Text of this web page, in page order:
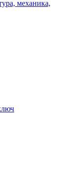
механика,